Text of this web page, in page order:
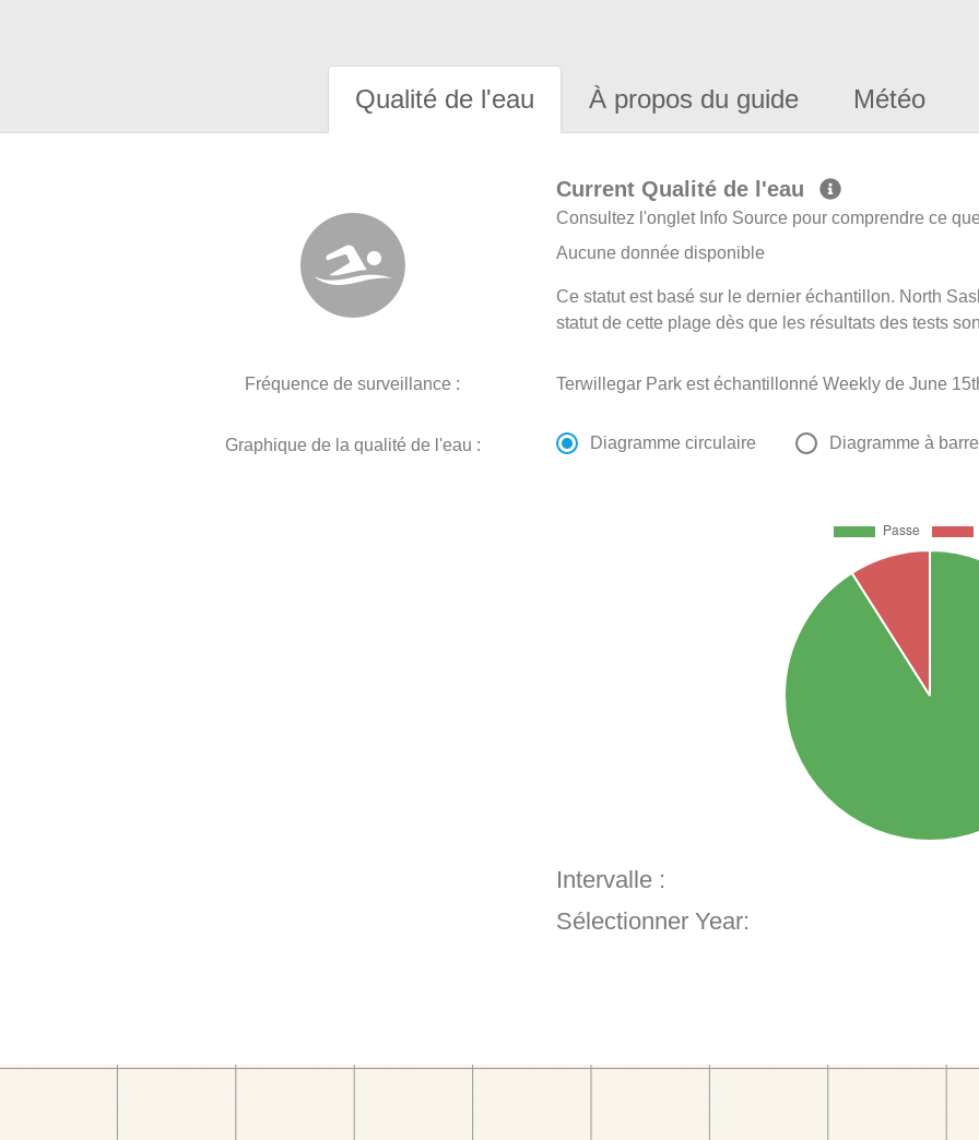
Qualité de l'eau À propos du guide Météo
Current Qualité de l'eau
Consultez l'onglet Info Source pour comprendre ce
Aucune donnée disponible
Ce statut est basé sur le dernier échantillon. North
statut de cette plage dès que les résultats des tests
Fréquence de surveillance : Terwillegar Park est échantillonné Weekly de June
Graphique de la qualité de l'eau : Diagramme circulaire Diagramme à
Intervalle :
Sélectionner Year: